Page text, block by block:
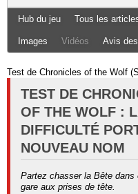
Hub du jeu Tous les
Images Vidéos Avis
Test de Chronicles of the Wolf
TEST DE
OF THE WOLF :
DIFFICULTÉ
NOUVEAU NOM
Partez chasser la Bête
gare aux prises de tête.